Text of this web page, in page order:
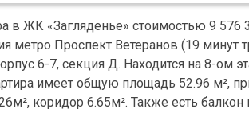
в ЖК «Загляденье» стоимостью 9 576
метро Проспект Ветеранов (19 минут
6-7, секция Д. Находится на 8-ом
имеет общую площадь 52.96 м²,
коридор 6.65м². Также есть